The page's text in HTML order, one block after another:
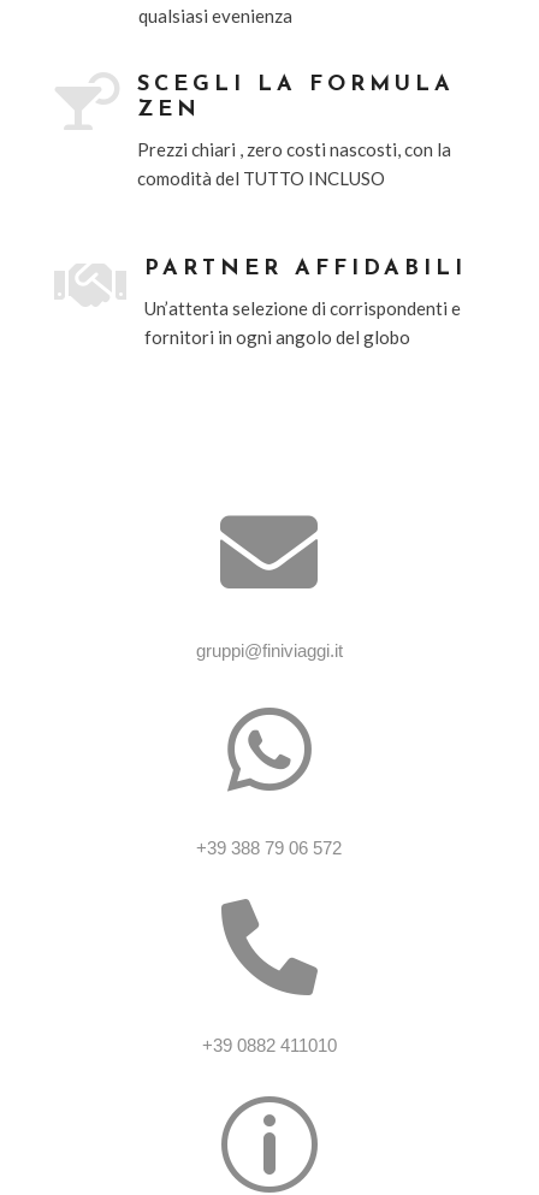
qualsiasi evenienza

SCEGLI LA FORMULA
ZEN
Prezzi chiari , zero costi nascosti, con la
comodità del TUTTO INCLUSO
 PARTNER AFFIDABILI
Un’attenta selezione di corrispondenti e
fornitori in ogni angolo del globo

gruppi@finiviaggi.it

+39 388 79 06 572

+39 0882 411010
p